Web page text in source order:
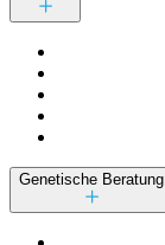
Genetische Beratung